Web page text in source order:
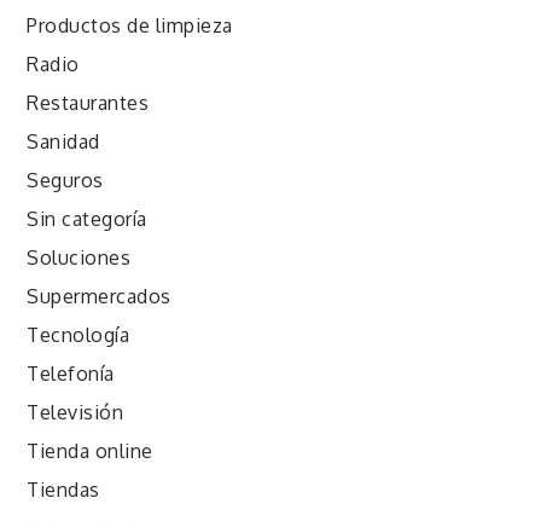
Productos de limpieza
Radio
Restaurantes
Sanidad
Seguros
Sin categoría
Soluciones
Supermercados
Tecnología
Telefonía
Televisión
Tienda online
Tiendas